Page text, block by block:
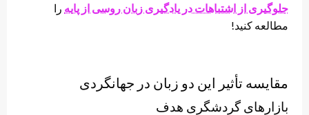
جلوگیری از اشتباهات در یادگیری زبان روسی از پایه را
مطالعه کنید!
مقایسه تأثیر این دو زبان در جهانگردی
بازارهای گردشگری هدف